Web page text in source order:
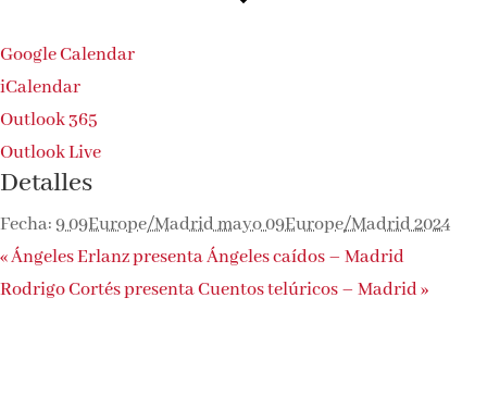
Google Calendar
iCalendar
Outlook 365
Outlook Live
Detalles
Fecha:9 09Europe/Madrid mayo 09Europe/Madrid 2024
«Ángeles Erlanz presenta Ángeles caídos – Madrid
Rodrigo Cortés presenta Cuentos telúricos – Madrid»